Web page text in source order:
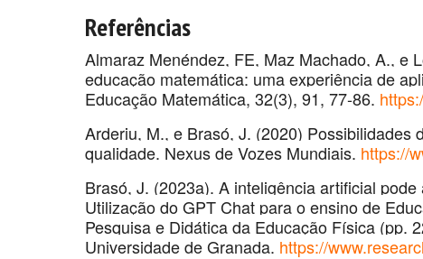
Referências
Almaraz Menéndez, FE, Maz Machado, A., e
educação matemática: uma experiência de
Educação Matemática, 32(3), 91, 77-86.
Arderiu, M., e Brasó, J. (2020)
qualidade. Nexus de Vozes Mundiais. https://
Brasó, J. (2023a). A inteligência artificial
Utilização do GPT Chat para o ensino de
Pesquisa e Didática da Educação Física (pp.
Universidade de Granada. https://